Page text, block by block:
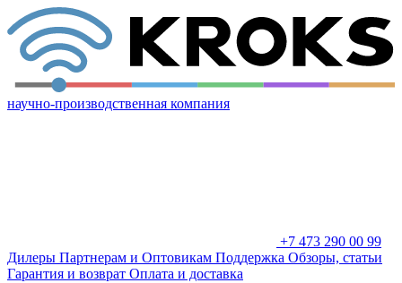
научно-производственная компания
+7 473 290 00 99
Дилеры Партнерам и Оптовикам Поддержка Обзоры, статьи
Гарантия и возврат Оплата и доставка